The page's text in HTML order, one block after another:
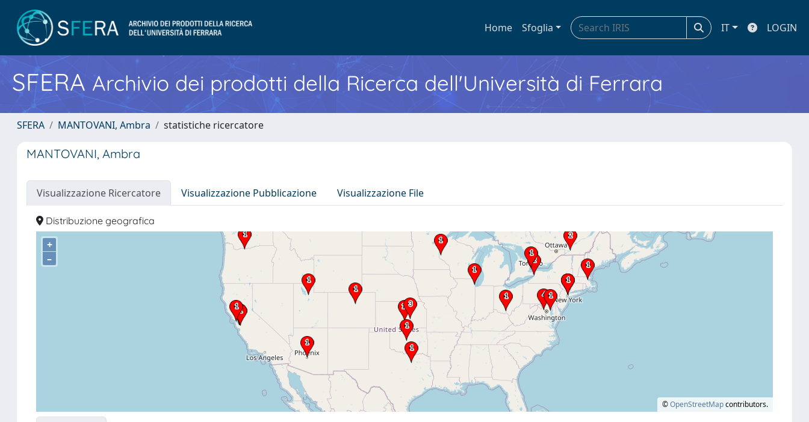
Home Sfoglia IT LOGIN
SFERA Archivio dei prodotti della Ricerca dell'Università di Ferrara
SFERA MANTOVANI, Ambra statistiche ricercatore
MANTOVANI, Ambra
Visualizzazione Ricercatore Visualizzazione Pubblicazione Visualizzazione File
Distribuzione geografica
+
–
©OpenStreetMapcontributors.